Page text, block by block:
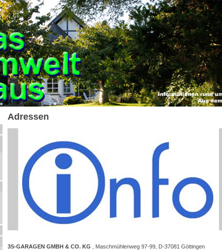
Adressen
3S-GARAGEN GMBH & CO. KG , Maschmühlenweg 97-99, D-37081 Göttingen